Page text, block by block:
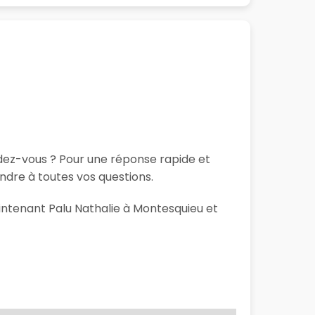
vous ? Pour une réponse rapide et
à toutes vos questions.
Palu Nathalie à Montesquieu et